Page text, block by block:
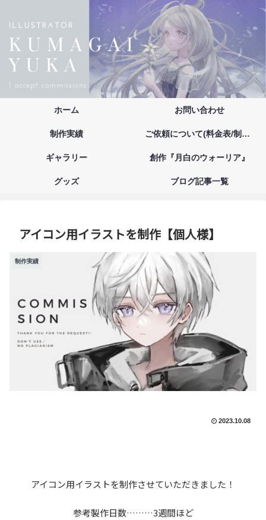
ホーム お問い合わせ
制作実績 ご依頼について(料金表/制作の流れ/注意事項/お支払い方法)
ギャラリー 創作『月白のウォーリア』
グッズ ブログ記事一覧
アイコン用イラストを制作【個人様】
制作実績
2023.10.08
アイコン用イラストを制作させていただきました！
参考製作日数………3週間ほど